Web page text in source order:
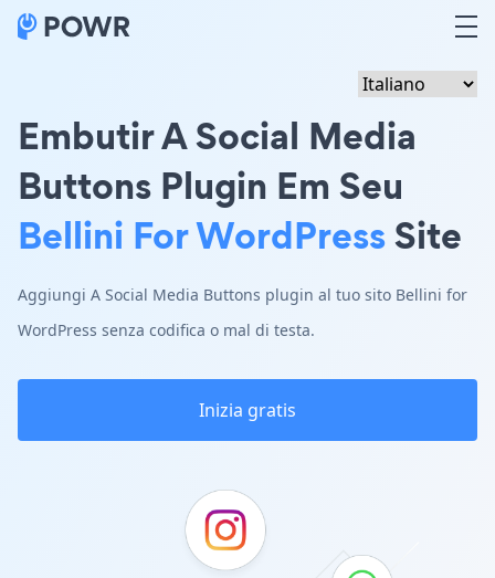
Embutir A Social Media
Buttons Plugin Em Seu
Bellini For WordPressSite
Aggiungi A Social Media Buttons plugin al tuo sito Bellini for
WordPress senza codifica o mal di testa.
Inizia gratis